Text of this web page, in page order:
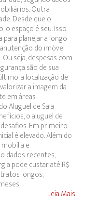
Outra
Desde que o
espaço é seu. Isso
planejar a longo
do imóvel
seja, despesas com
são de sua
a localização de
a imagem da
em áreas
Aluguel de Sala
o aluguel de
Em primeiro
é elevado. Além do
e
dados recentes,
pode custar até R$
longos,
Leia Mais